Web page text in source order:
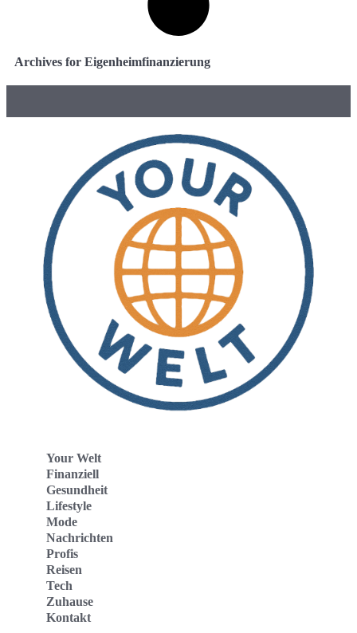
Archives for Eigenheimfinanzierung
Your Welt
Finanziell
Gesundheit
Lifestyle
Mode
Nachrichten
Profis
Reisen
Tech
Zuhause
Kontakt